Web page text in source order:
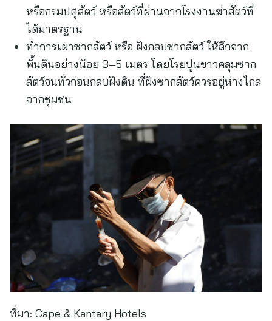
หรือกรมปศุสัตว์ หรือสัตว์ที่ผ่านจากโรงงานฆ่าสัตว์ที่
ได้มาตรฐาน
ทำการเผาซากสัตว์ หรือ ฝังกลบซากสัตว์ ให้ลึกจาก
พื้นดินอย่างน้อย 3–5 เมตร โดยโรยปูนขาวคลุมซาก
สัตว์จนทั่วก่อนกลบฝังดิน ที่ฝังซากสัตว์ควรอยู่ห่างไกล
จากชุมชน
ที่มา: Cape & Kantary Hotels